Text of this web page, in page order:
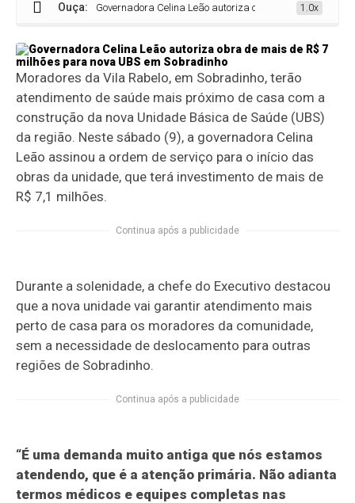
Ouça:Governadora Celina Leão autoriza obra de mais de R$ 7
1.0x
Moradores da Vila Rabelo, em Sobradinho, terão
atendimento de saúde mais próximo de casa com a
construção da nova Unidade Básica de Saúde (UBS)
da região. Neste sábado (9), a governadora Celina
Leão assinou a ordem de serviço para o início das
obras da unidade, que terá investimento de mais de
R$ 7,1 milhões.
Continua após a publicidade
Durante a solenidade, a chefe do Executivo destacou
que a nova unidade vai garantir atendimento mais
perto de casa para os moradores da comunidade,
sem a necessidade de deslocamento para outras
regiões de Sobradinho.
Continua após a publicidade
“É uma demanda muito antiga que nós estamos
atendendo, que é a atenção primária. Não adianta
termos médicos e equipes completas nas